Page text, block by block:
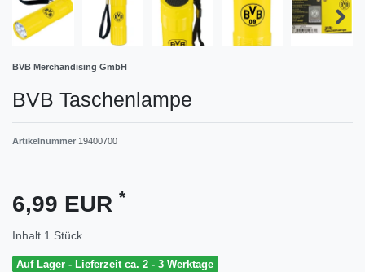
BVB Merchandising GmbH
BVB Taschenlampe
Artikelnummer 19400700
6,99 EUR *
Inhalt 1 Stück
Auf Lager - Lieferzeit ca. 2 - 3 Werktage